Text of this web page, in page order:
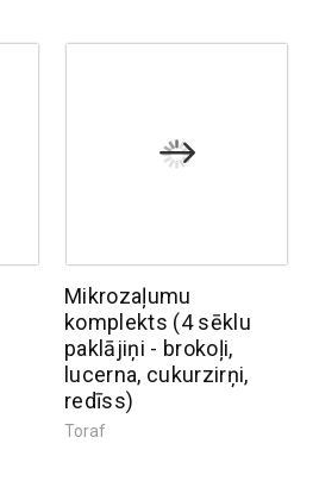
Mikrozaļumu
komplekts (4 sēklu
paklājiņi - brokoļi,
lucerna, cukurzirņi,
redīss)
Toraf